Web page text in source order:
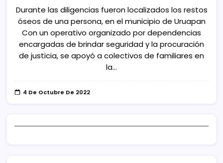
Durante las diligencias fueron localizados los restos
óseos de una persona, en el municipio de Uruapan
Con un operativo organizado por dependencias
encargadas de brindar seguridad y la procuración
de justicia, se apoyó a colectivos de familiares en
la…
4 De Octubre De 2022